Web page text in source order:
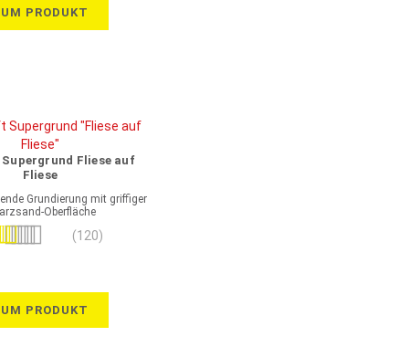
PRODUKT
Fliese auf
Fliese
Grundierung mit griffiger
Oberfläche
(120)
PRODUKT